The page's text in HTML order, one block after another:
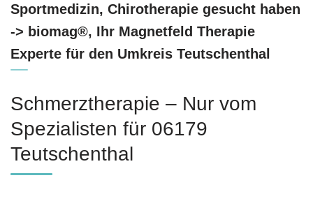
Sportmedizin, Chirotherapie gesucht haben
-> biomag®, Ihr Magnetfeld Therapie
Experte für den Umkreis Teutschenthal
Schmerztherapie – Nur vom
Spezialisten für 06179
Teutschenthal